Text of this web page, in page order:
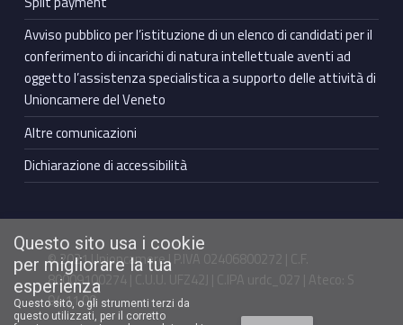
Avviso pubblico per l’istituzione di un elenco di candidati per il
conferimento di incarichi di natura intellettuale aventi ad
oggetto l’assistenza specialistica a supporto delle attività di
Unioncamere del Veneto
Altre comunicazioni
Dichiarazione di accessibilità
© 2021 Unioncamere | P.IVA 02406800272 | C.F.
80009100274 | C.U.U. UFZ42J | C.IPA urdc_027 | Ateco: S
94.11.00
Questo sito usa i cookie
per migliorare la tua
esperienza
Questo sito, o gli strumenti terzi da
questo utilizzati, per il corretto